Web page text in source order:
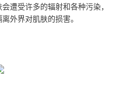
遭受许多的辐射和各种污染，
外界对肌肤的损害。